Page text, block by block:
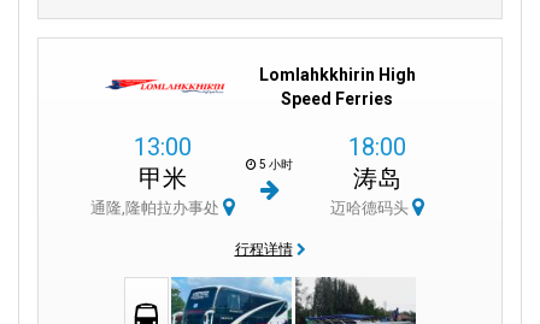
Lomlahkkhirin High
Speed Ferries
13:00
甲米
通隆,隆帕拉办事处
5 小时
18:00
涛岛
迈哈德码头
行程详情